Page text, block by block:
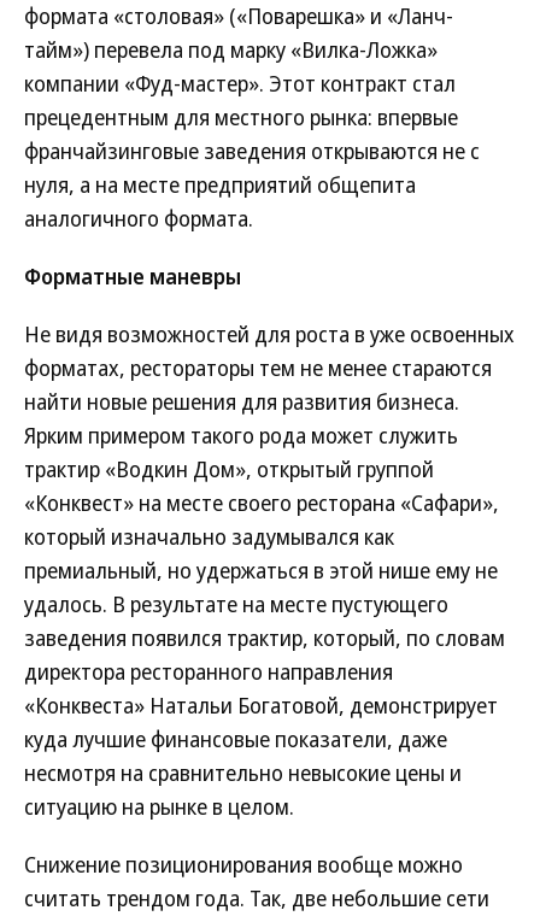
формата «столовая» («Поварешка» и «Ланч-
тайм») перевела под марку «Вилка-Ложка»
компании «Фуд-мастер». Этот контракт стал
прецедентным для местного рынка: впервые
франчайзинговые заведения открываются не с
нуля, а на месте предприятий общепита
аналогичного формата.
Форматные маневры
Не видя возможностей для роста в уже освоенных
форматах, рестораторы тем не менее стараются
найти новые решения для развития бизнеса.
Ярким примером такого рода может служить
трактир «Водкин Дом», открытый группой
«Конквест» на месте своего ресторана «Сафари»,
который изначально задумывался как
премиальный, но удержаться в этой нише ему не
удалось. В результате на месте пустующего
заведения появился трактир, который, по словам
директора ресторанного направления
«Конквеста» Натальи Богатовой, демонстрирует
куда лучшие финансовые показатели, даже
несмотря на сравнительно невысокие цены и
ситуацию на рынке в целом.
Снижение позиционирования вообще можно
считать трендом года. Так, две небольшие сети